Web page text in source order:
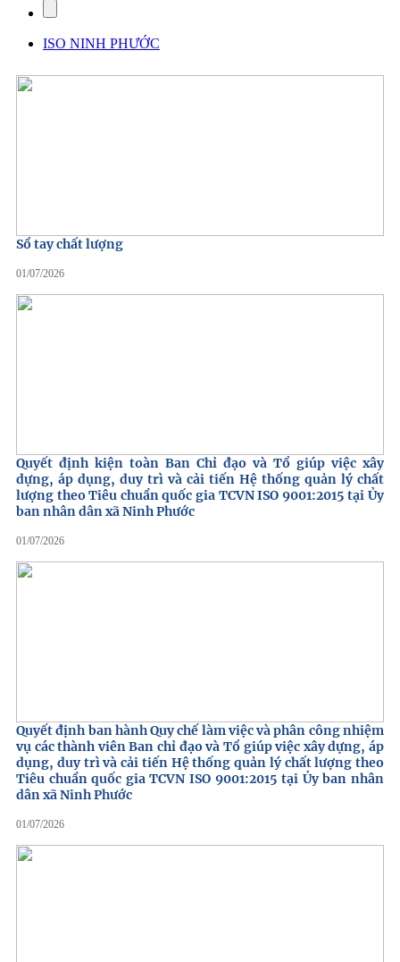
ISO NINH PHƯỚC
Sổ tay chất lượng
01/07/2026
Quyết định kiện toàn Ban Chỉ đạo và Tổ giúp việc xây
dựng, áp dụng, duy trì và cải tiến Hệ thống quản lý chất
lượng theo Tiêu chuẩn quốc gia TCVN ISO 9001:2015 tại Ủy
ban nhân dân xã Ninh Phước
01/07/2026
Quyết định ban hành Quy chế làm việc và phân công nhiệm
vụ các thành viên Ban chỉ đạo và Tổ giúp việc xây dựng, áp
dụng, duy trì và cải tiến Hệ thống quản lý chất lượng theo
Tiêu chuẩn quốc gia TCVN ISO 9001:2015 tại Ủy ban nhân
dân xã Ninh Phước
01/07/2026